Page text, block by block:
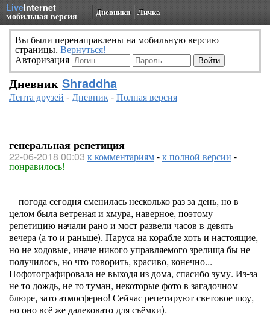
LiveInternet
мобильная версия Дневники Личка
Вы были перенаправлены на мобильную версию
страницы. Вернуться!
Авторизация
Дневник Shraddha
Лента друзей -Дневник-Полная версия
генеральная репетиция
22-06-2018 00:03 к комментариям-к полной версии -
понравилось!
погода сегодня сменилась несколько раз за день, но в
целом была ветреная и хмура, наверное, поэтому
репетицию начали рано и мост развели часов в девять
вечера (а то и раньше). Паруса на корабле хоть и настоящие,
но не ходовые, иначе никого управляемого зрелища бы не
получилось, но что говорить, красиво, конечно...
Пофотографировала не выходя из дома, спасибо зуму. Из-за
не то дождь, не то туман, некоторые фото в загадочном
блюре, зато атмосферно! Сейчас репетируют световое шоу,
но оно всё же далековато для съёмки).